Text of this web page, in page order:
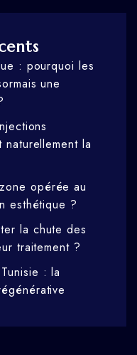
: pourquoi les
une
naturellement la
opérée au
esthétique ?
la chute des
traitement ?
: la